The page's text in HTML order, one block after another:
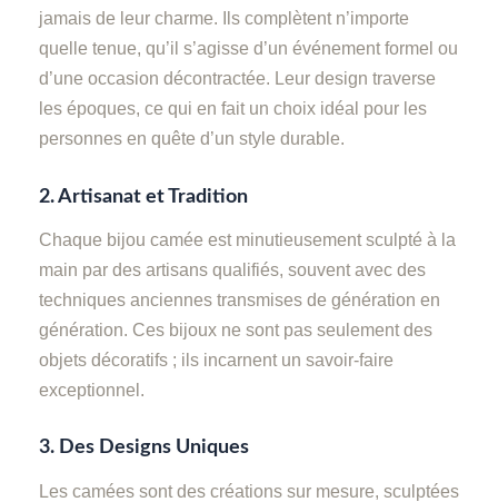
jamais de leur charme. Ils complètent n’importe
quelle tenue, qu’il s’agisse d’un événement formel ou
d’une occasion décontractée. Leur design traverse
les époques, ce qui en fait un choix idéal pour les
personnes en quête d’un style durable.
2.Artisanat et Tradition
Chaque bijou camée est minutieusement sculpté à la
main par des artisans qualifiés, souvent avec des
techniques anciennes transmises de génération en
génération. Ces bijoux ne sont pas seulement des
objets décoratifs ; ils incarnent un savoir-faire
exceptionnel.
3. Des Designs Uniques
Les camées sont des créations sur mesure, sculptées